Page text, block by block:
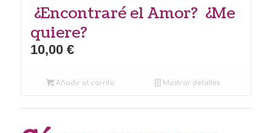
¿Encontraré el Amor? ¿Me
quiere?
10,00 €
Añadir al carrito Mostrar detalles